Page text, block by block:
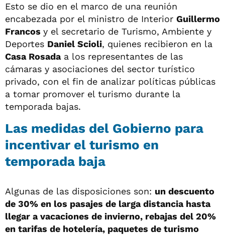
Esto se dio en el marco de una reunión
encabezada por el ministro de Interior Guillermo
Francos y el secretario de Turismo, Ambiente y
Deportes Daniel Scioli, quienes recibieron en la
Casa Rosadaa los representantes de las
cámaras y asociaciones del sector turístico
privado, con el fin de analizar políticas públicas
a tomar promover el turismo durante la
temporada bajas.
Las medidas del Gobierno para
incentivar el turismo en
temporada baja
Algunas de las disposiciones son: un descuento
de 30% en los pasajes de larga distancia hasta
llegar a vacaciones de invierno, rebajas del 20%
en tarifas de hotelería, paquetes de turismo